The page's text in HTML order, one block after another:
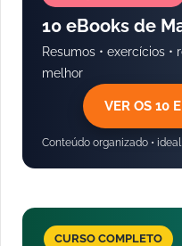
10 eBooks de
Resumos • exercícios
melhor
VER OS 10
Conteúdo organizado •
CURSO COMPLETO